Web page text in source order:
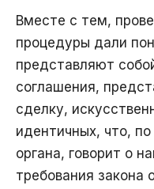
Вместе с тем,
процедуры дали
представляют
соглашения,
сделку,
идентичных, что,
органа, говорит о
требования закона